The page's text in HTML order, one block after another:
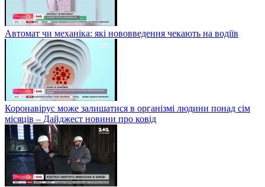
Автомат чи механіка: які нововведення чекають на водіїв
Коронавірус може залишатися в організмі людини понад сім
місяців – Дайджест новини про ковід